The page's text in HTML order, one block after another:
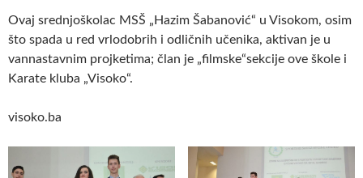
Ovaj srednjoškolac MSŠ „Hazim Šabanović“ u Visokom, osim
što spada u red vrlodobrih i odličnih učenika, aktivan je u
vannastavnim projketima; član je „filmske“sekcije ove škole i
Karate kluba „Visoko“.
visoko.ba